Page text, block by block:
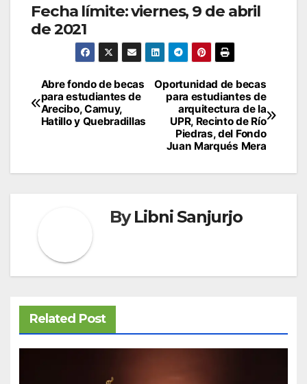
Fecha límite: viernes, 9 de abril
de 2021
Navegación
de
entradas
Oportunidad de becas
para estudiantes de
arquitectura de la
UPR, Recinto de Río
Piedras, del Fondo
Juan Marqués Mera
Abre fondo de becas
para estudiantes de
Arecibo, Camuy,
Hatillo y Quebradillas
ByLibni Sanjurjo
Related Post